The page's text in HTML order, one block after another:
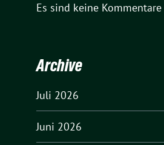
Es sind keine
Archive
Juli 2026
Juni 2026